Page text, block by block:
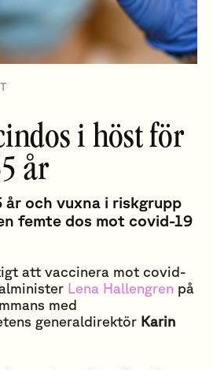
i höst för
år
år och vuxna i riskgrupp
femte dos mot covid-19
att vaccinera mot covid-
Lena Hallengren på
med
generaldirektör Karin